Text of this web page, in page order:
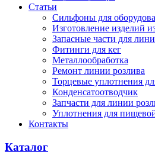
Статьи
Сильфоны для
Изготовление изделий
Запасные части для
Фитинги для кег
Металлообработка
Ремонт линии розлива
Торцевые уплотнения
Конденсатоотводчик
Запчасти для линии
Уплотнения для
Контакты
Каталог